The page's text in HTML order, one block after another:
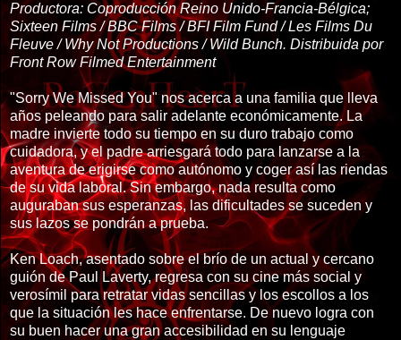
Productora: Coproducción Reino Unido-Francia-Bélgica;
Sixteen Films / BBC Films / BFI Film Fund / Les Films Du
Fleuve / Why Not Productions / Wild Bunch. Distribuida por
Front Row Filmed Entertainment
"Sorry We Missed You" nos acerca a una familia que lleva
años peleando para salir adelante económicamente. La
madre invierte todo su tiempo en su duro trabajo como
cuidadora, y el padre arriesgará todo para lanzarse a la
aventura de erigirse como autónomo y coger así las riendas
de su vida laboral. Sin embargo, nada resulta como
auguraban sus esperanzas, las dificultades se suceden y
sus lazos se pondrán a prueba.
Ken Loach, asentado sobre el brío de un actual y cercano
guión de Paul Laverty, regresa con su cine más social y
verosímil para retratar vidas sencillas y los escollos a los
que la situación les hace enfrentarse. De nuevo logra con
su buen hacer una gran accesibilidad en su lenguaje